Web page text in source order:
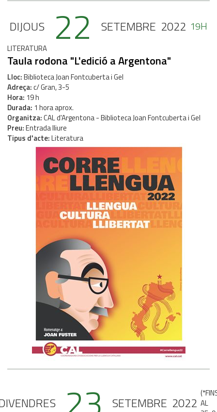
DIJOUS 22 SETEMBRE 2022 19H
LITERATURA
Taula rodona "L'edició a Argentona"
Lloc Biblioteca Joan Fontcuberta i Gel
Adreça c/ Gran, 3-5
Hora 19 h
Durada 1 hora aprox.
Organitza CAL d'Argentona - Biblioteca Joan Fontcuberta i Gel
Preu Entrada lliure
Tipus d'acte Literatura
SETEMBRE 2022
(
AL